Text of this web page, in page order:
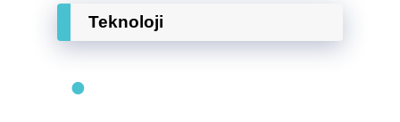
Teknoloji